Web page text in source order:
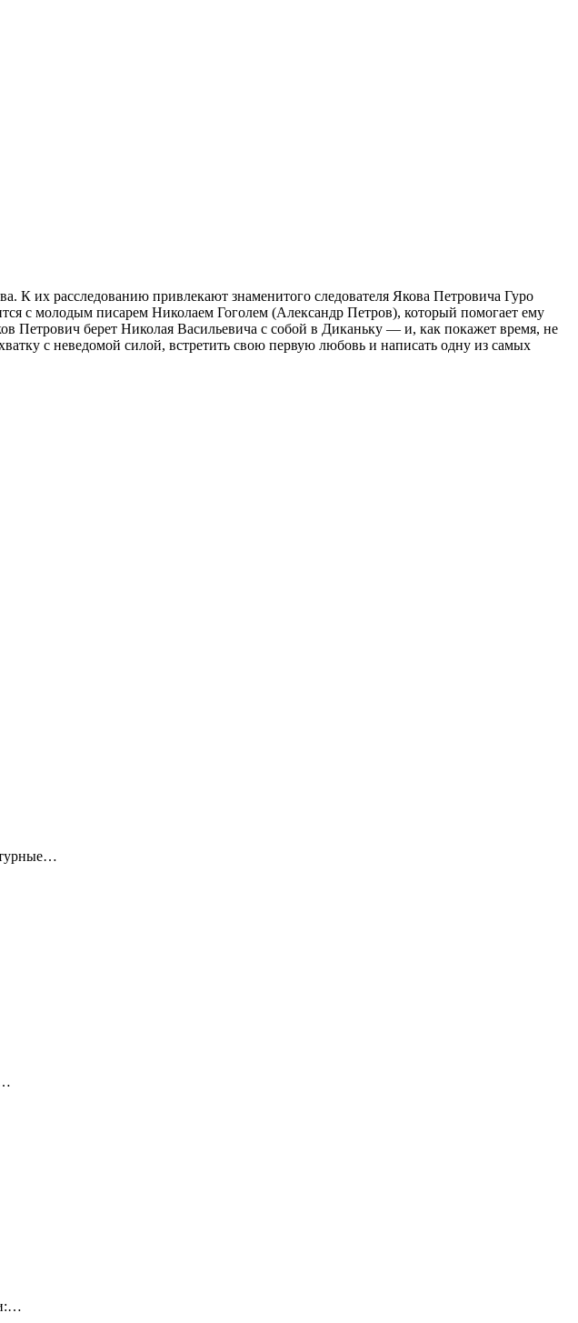
К их расследованию привлекают знаменитого следователя Якова Петровича Гуро
с молодым писарем Николаем Гоголем (Александр Петров), который помогает ему
Петрович берет Николая Васильевича с собой в Диканьку — и, как покажет время, не
с неведомой силой, встретить свою первую любовь и написать одну из самых